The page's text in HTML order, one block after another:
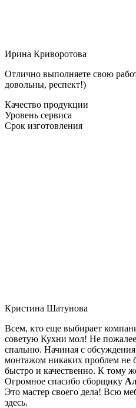
Ирина Криворотова
Отлично выполняете свою
довольны, респект!)
Качество продукции
Уровень сервиса
Срок изготовления
Кристина Шатунова
Всем, кто еще выбирает
советую Кухни мол! Не
спальню. Начиная с обсуждения
монтажом никаких проблем не
быстро и качественно. К тому
Огромное спасибо сборщику
Это мастер своего дела! Всю
здесь.